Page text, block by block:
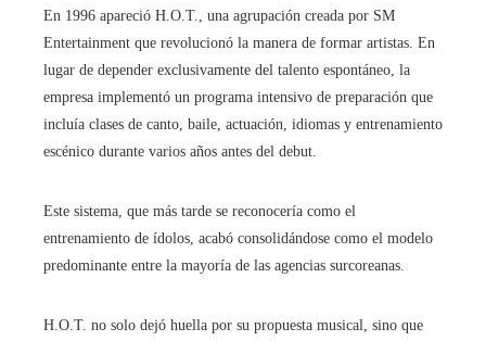
En 1996 apareció H.O.T., una agrupación creada por SM
Entertainment que revolucionó la manera de formar artistas. En
lugar de depender exclusivamente del talento espontáneo, la
empresa implementó un programa intensivo de preparación que
incluía clases de canto, baile, actuación, idiomas y entrenamiento
escénico durante varios años antes del debut.
Este sistema, que más tarde se reconocería como el
entrenamiento de ídolos, acabó consolidándose como el modelo
predominante entre la mayoría de las agencias surcoreanas.
H.O.T. no solo dejó huella por su propuesta musical, sino que